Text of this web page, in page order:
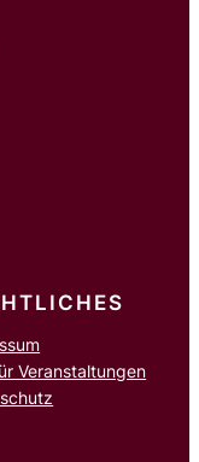
Veranstaltungen